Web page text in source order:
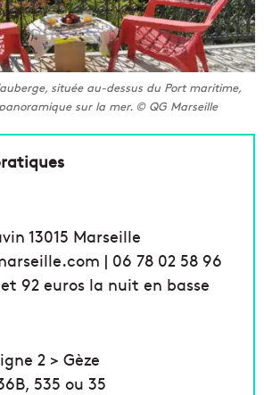
située au-dessus du Port maritime,
sur la mer. © QG Marseille
13015 Marseille
| 06 78 02 58 96
92 euros la nuit en basse
2 > Gèze
535 ou 35